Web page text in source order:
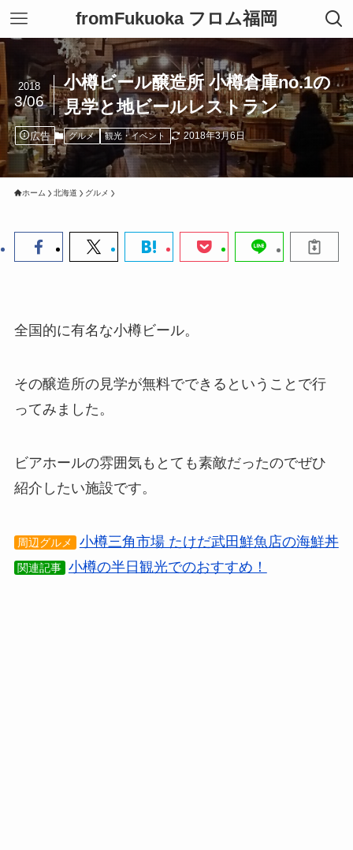
fromFukuoka フロム福岡
小樽ビール醸造所 小樽倉庫no.1の
見学と地ビールレストラン
2018
3/06
広告 グルメ 観光・イベント 2018年3月6日
ホーム 北海道 グルメ
全国的に有名な小樽ビール。
その醸造所の見学が無料でできるということで行
ってみました。
ビアホールの雰囲気もとても素敵だったのでぜひ
紹介したい施設です。
周辺グルメ 小樽三角市場 たけだ武田鮮魚店の海鮮丼
関連記事 小樽の半日観光でのおすすめ！